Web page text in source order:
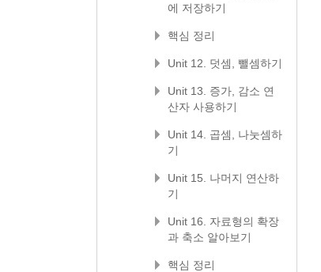
에 저장하기
핵심 정리
Unit 12. 덧셈, 뺄셈하기
Unit 13. 증가, 감소 연
산자 사용하기
Unit 14. 곱셈, 나눗셈하
기
Unit 15. 나머지 연산하
기
Unit 16. 자료형의 확장
과 축소 알아보기
핵심 정리